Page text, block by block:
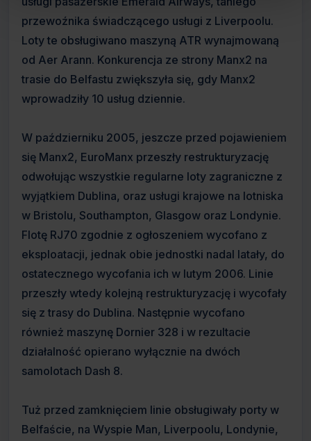
przewoźnika świadczącego usługi z Liverpoolu.
Loty te obsługiwano maszyną ATR wynajmowaną
od Aer Arann. Konkurencja ze strony Manx2 na
trasie do Belfastu zwiększyła się, gdy Manx2
wprowadziły 10 usług dziennie.
W październiku 2005, jeszcze przed pojawieniem
się Manx2, EuroManx przeszły restrukturyzację
odwołując wszystkie regularne loty zagraniczne z
wyjątkiem Dublina, oraz usługi krajowe na lotniska
w Bristolu, Southampton, Glasgow oraz Londynie.
Flotę RJ70 zgodnie z ogłoszeniem wycofano z
eksploatacji, jednak obie jednostki nadal latały, do
ostatecznego wycofania ich w lutym 2006. Linie
przeszły wtedy kolejną restrukturyzację i wycofały
się z trasy do Dublina. Następnie wycofano
również maszynę Dornier 328 i w rezultacie
działalność opierano wyłącznie na dwóch
samolotach Dash 8.
Tuż przed zamknięciem linie obsługiwały porty w
Belfaście, na Wyspie Man, Liverpoolu, Londynie,